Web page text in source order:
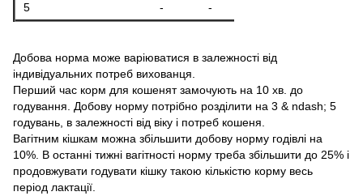
5
- -
Добова норма може варіюватися в залежності від
індивідуальних потреб вихованця.
Перший час корм для кошенят замочують на 10 хв. до
годування. Добову норму потрібно розділити на 3 & ndash; 5
годувань, в залежності від віку і потреб кошеня.
Вагітним кішкам можна збільшити добову норму годівлі на
10%. В останні тижні вагітності норму треба збільшити до 25% і
продовжувати годувати кішку такою кількістю корму весь
період лактації.